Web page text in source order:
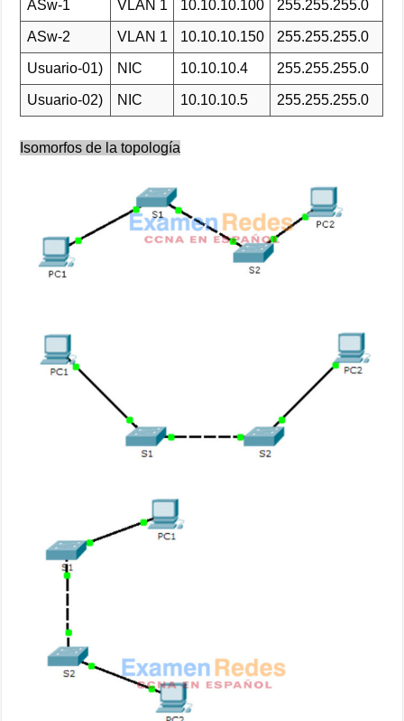
ASw-1 VLAN 1 10.10.10.100 255.255.255.0
ASw-2 VLAN 1 10.10.10.150 255.255.255.0
Usuario-01) NIC 10.10.10.4 255.255.255.0
Usuario-02) NIC 10.10.10.5 255.255.255.0
Isomorfos de la topología